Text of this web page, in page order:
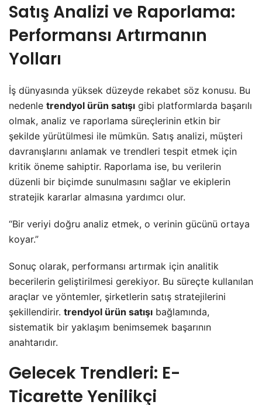
Satış Analizi ve Raporlama:
Performansı Artırmanın
Yolları
İş dünyasında yüksek düzeyde rekabet söz konusu. Bu
nedenle trendyol ürün satışı gibi platformlarda başarılı
olmak, analiz ve raporlama süreçlerinin etkin bir
şekilde yürütülmesi ile mümkün. Satış analizi, müşteri
davranışlarını anlamak ve trendleri tespit etmek için
kritik öneme sahiptir. Raporlama ise, bu verilerin
düzenli bir biçimde sunulmasını sağlar ve ekiplerin
stratejik kararlar almasına yardımcı olur.
“Bir veriyi doğru analiz etmek, o verinin gücünü ortaya
koyar.”
Sonuç olarak, performansı artırmak için analitik
becerilerin geliştirilmesi gerekiyor. Bu süreçte kullanılan
araçlar ve yöntemler, şirketlerin satış stratejilerini
şekillendirir. trendyol ürün satışı bağlamında,
sistematik bir yaklaşım benimsemek başarının
anahtarıdır.
Gelecek Trendleri: E-
Ticarette Yenilikçi